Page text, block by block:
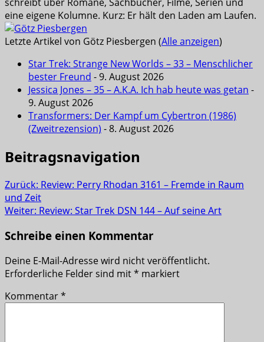
eine eigene Kolumne. Kurz: Er hält den Laden am Laufen.
Letzte Artikel von Götz Piesbergen (Alle anzeigen)
Star Trek: Strange New Worlds – 33 – Menschlicher
bester Freund - 9. August 2026
Jessica Jones – 35 – A.K.A. Ich hab heute was getan -
9. August 2026
Transformers: Der Kampf um Cybertron (1986)
(Zweitrezension) - 8. August 2026
Beitragsnavigation
Zurück: Review: Perry Rhodan 3161 – Fremde in Raum
und Zeit
Weiter: Review: Star Trek DSN 144 – Auf seine Art
Schreibe einen Kommentar
Deine E-Mail-Adresse wird nicht veröffentlicht.
Erforderliche Felder sind mit* markiert
Kommentar*